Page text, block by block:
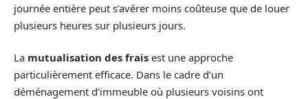
journée entière peut s’avérer moins coûteuse que de louer
plusieurs heures sur plusieurs jours.
La mutualisation des frais est une approche
particulièrement efficace. Dans le cadre d’un
déménagement d’immeuble où plusieurs voisins ont